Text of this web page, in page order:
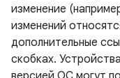
изменение
изменений
дополнительные
скобках.